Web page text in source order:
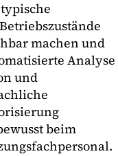
machen und
Analyse
und
beim